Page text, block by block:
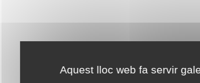
Aquest lloc web fa servir